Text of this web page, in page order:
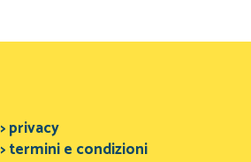
> privacy
> termini e condizioni